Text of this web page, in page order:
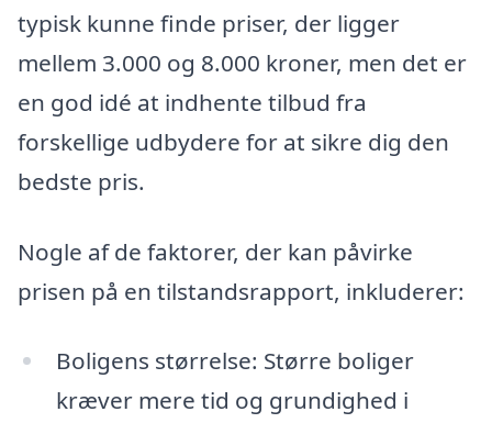
typisk kunne finde priser, der ligger
mellem 3.000 og 8.000 kroner, men det er
en god idé at indhente tilbud fra
forskellige udbydere for at sikre dig den
bedste pris.
Nogle af de faktorer, der kan påvirke
prisen på en tilstandsrapport, inkluderer:
Boligens størrelse: Større boliger
kræver mere tid og grundighed i